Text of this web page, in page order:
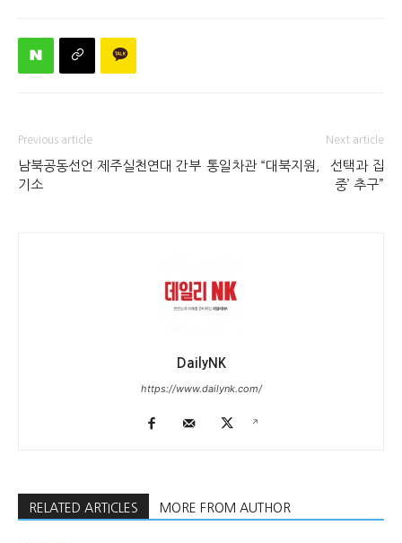
Previous article
남북공동선언 제주실천연대 간부
기소
Next article
통일차관 “대북지원, `선택과 집
중’ 추구”
DailyNK
https://www.dailynk.com/
RELATED ARTICLES MORE FROM AUTHOR